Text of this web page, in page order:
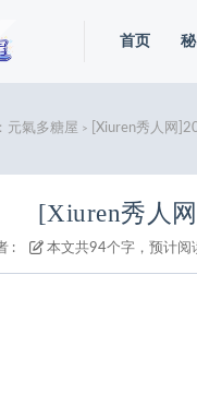
首页
元氣多糖屋 > [Xiuren秀人网
[Xiuren秀人
: 本文共94个字，预计阅